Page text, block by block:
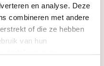
en analyse. Deze
combineren met andere
of die ze hebben
van hun